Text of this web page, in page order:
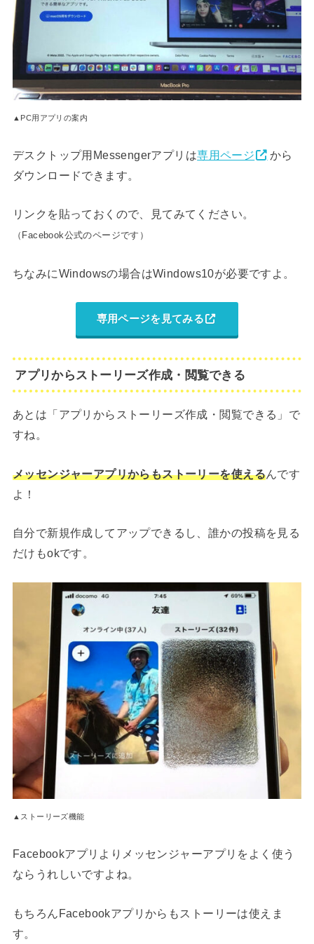
▲PC用アプリの案内
デスクトップ用Messengerアプリは専用ページ
から
ダウンロードできます。
リンクを貼っておくので、見てみてください。
（Facebook公式のページです）
ちなみにWindowsの場合はWindows10が必要ですよ。
専用ページを見てみる
アプリからストーリーズ作成・閲覧できる
あとは「アプリからストーリーズ作成・閲覧できる」で
すね。
メッセンジャーアプリからもストーリーを使えるんです
よ！
自分で新規作成してアップできるし、誰かの投稿を見る
だけもokです。
▲ストーリーズ機能
Facebookアプリよりメッセンジャーアプリをよく使う
ならうれしいですよね。
もちろんFacebookアプリからもストーリーは使えま
す。